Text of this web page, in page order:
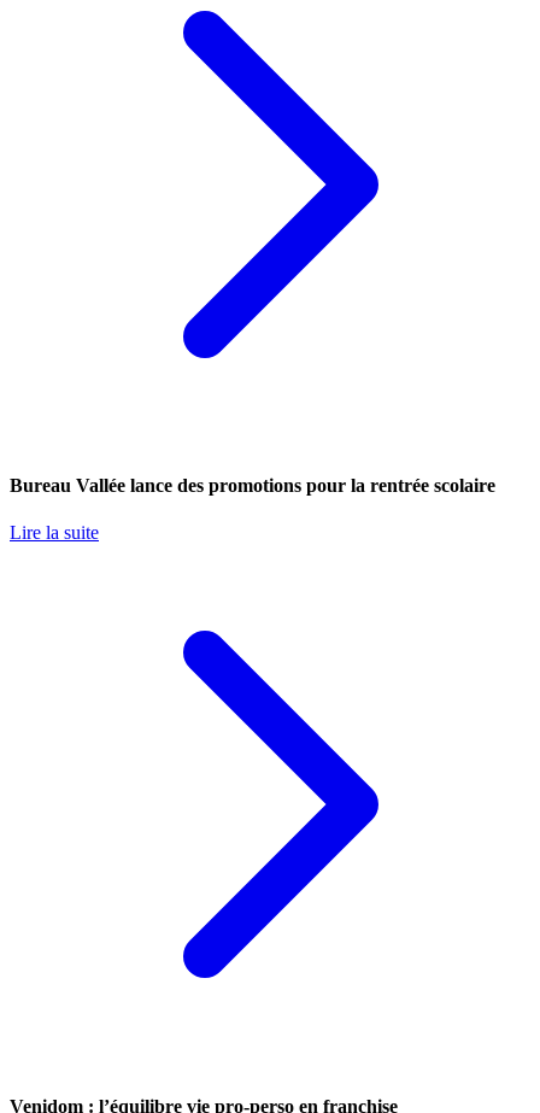
Bureau Vallée lance des promotions pour la rentrée scolaire
Lire la suite
Venidom : l’équilibre vie pro-perso en franchise